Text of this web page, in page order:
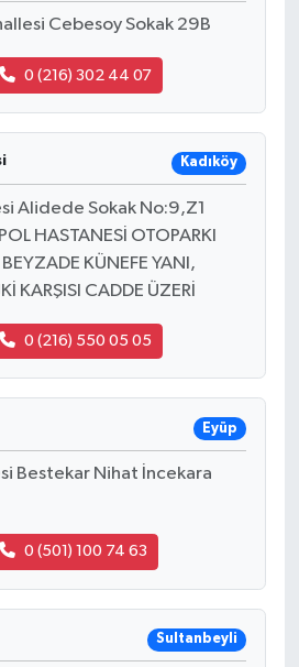
Cebesoy Sokak 29B
0 (216) 302 44 07
Kadıköy
Alidede Sokak No:9,Z1
HASTANESİ OTOPARKI
KÜNEFE YANI,
KARŞISI CADDE ÜZERİ
0 (216) 550 05 05
Eyüp
Bestekar Nihat İncekara
0 (501) 100 74 63
Sultanbeyli